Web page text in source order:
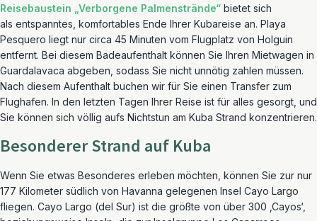
Reisebaustein „Verborgene Palmenstrände“ bietet sich
als entspanntes, komfortables Ende Ihrer Kubareise an. Playa
Pesquero liegt nur circa 45 Minuten vom Flugplatz von Holguin
entfernt. Bei diesem Badeaufenthalt können Sie Ihren Mietwagen in
Guardalavaca abgeben, sodass Sie nicht unnötig zahlen müssen.
Nach diesem Aufenthalt buchen wir für Sie einen Transfer zum
Flughafen. In den letzten Tagen Ihrer Reise ist für alles gesorgt, und
Sie können sich völlig aufs Nichtstun am Kuba Strand konzentrieren.
Besonderer Strand auf Kuba
Wenn Sie etwas Besonderes erleben möchten, können Sie zur nur
177 Kilometer südlich von Havanna gelegenen Insel Cayo Largo
fliegen. Cayo Largo (del Sur) ist die größte von über 300 ‚Cayos‘,